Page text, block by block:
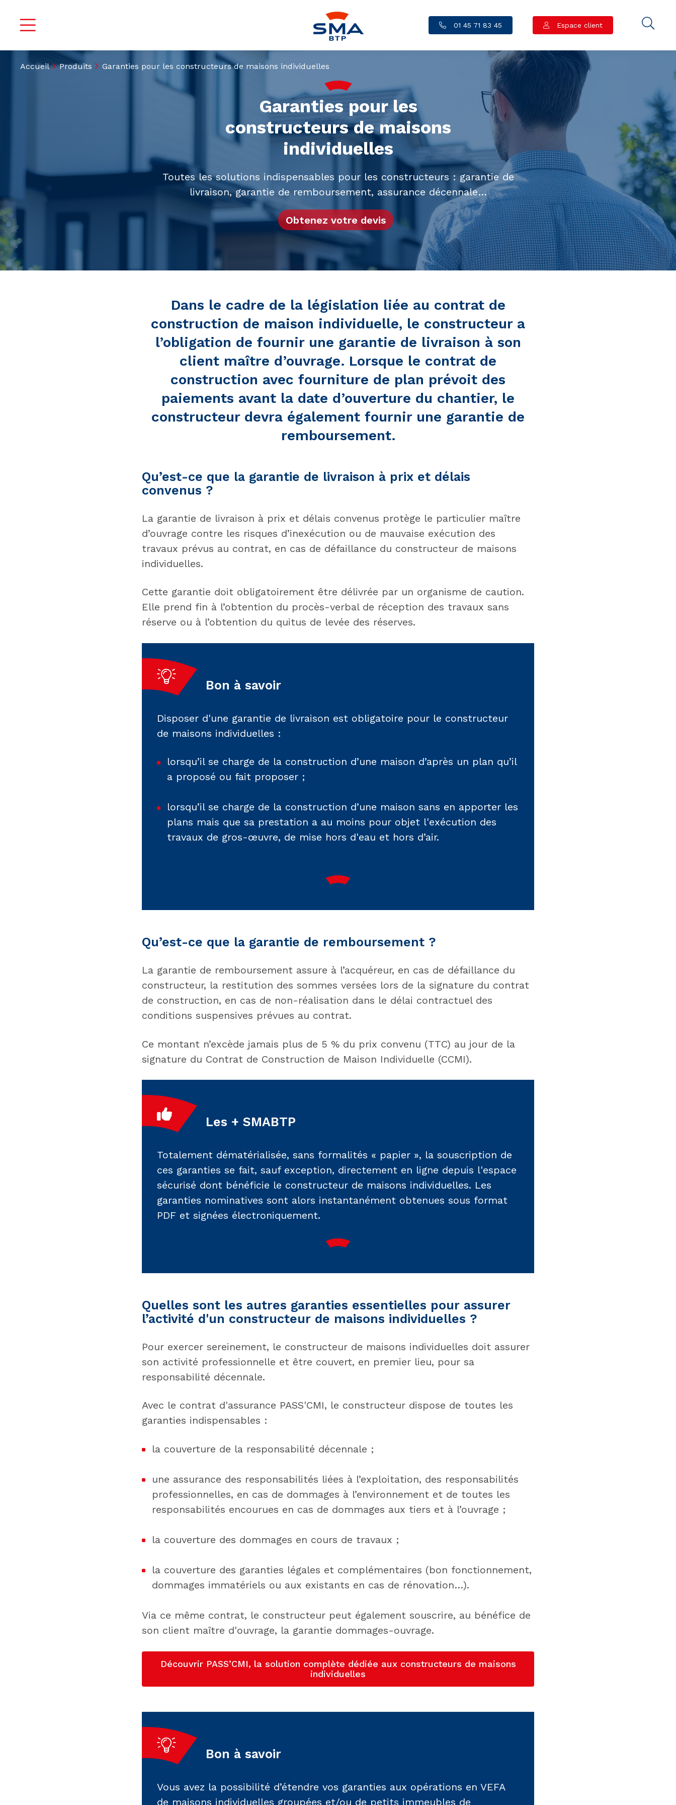
01 45 71 83 45 Espace client
Accueil Produits Garanties pour les constructeurs de maisons individuelles
Garanties pour les
constructeurs de maisons
individuelles
Toutes les solutions indispensables pour les constructeurs : garantie de
livraison, garantie de remboursement, assurance décennale…
Obtenez votre devis
Dans le cadre de la législation liée au contrat de
construction de maison individuelle, le constructeur a
l’obligation de fournir une garantie de livraison à son
client maître d’ouvrage. Lorsque le contrat de
construction avec fourniture de plan prévoit des
paiements avant la date d’ouverture du chantier, le
constructeur devra également fournir une garantie de
remboursement.
Qu’est-ce que la garantie de livraison à prix et délais
convenus ?
La garantie de livraison à prix et délais convenus protège le particulier maître
d’ouvrage contre les risques d’inexécution ou de mauvaise exécution des
travaux prévus au contrat, en cas de défaillance du constructeur de maisons
individuelles.
Cette garantie doit obligatoirement être délivrée par un organisme de caution.
Elle prend fin à l’obtention du procès-verbal de réception des travaux sans
réserve ou à l’obtention du quitus de levée des réserves.
Bon à savoir
Disposer d'une garantie de livraison est obligatoire pour le constructeur
de maisons individuelles :
lorsqu’il se charge de la construction d’une maison d’après un plan qu’il
a proposé ou fait proposer ;
lorsqu’il se charge de la construction d’une maison sans en apporter les
plans mais que sa prestation a au moins pour objet l'exécution des
travaux de gros-œuvre, de mise hors d'eau et hors d’air.
Qu’est-ce que la garantie de remboursement ?
La garantie de remboursement assure à l’acquéreur, en cas de défaillance du
constructeur, la restitution des sommes versées lors de la signature du contrat
de construction, en cas de non-réalisation dans le délai contractuel des
conditions suspensives prévues au contrat.
Ce montant n’excède jamais plus de 5 % du prix convenu (TTC) au jour de la
signature du Contrat de Construction de Maison Individuelle (CCMI).
Les + SMABTP
Totalement dématérialisée, sans formalités « papier », la souscription de
ces garanties se fait, sauf exception, directement en ligne depuis l'espace
sécurisé dont bénéficie le constructeur de maisons individuelles. Les
garanties nominatives sont alors instantanément obtenues sous format
PDF et signées électroniquement.
Quelles sont les autres garanties essentielles pour assurer
l’activité d'un constructeur de maisons individuelles ?
Pour exercer sereinement, le constructeur de maisons individuelles doit assurer
son activité professionnelle et être couvert, en premier lieu, pour sa
responsabilité décennale.
Avec le contrat d'assurance PASS'CMI, le constructeur dispose de toutes les
garanties indispensables :
la couverture de la responsabilité décennale ;
une assurance des responsabilités liées à l’exploitation, des responsabilités
professionnelles, en cas de dommages à l’environnement et de toutes les
responsabilités encourues en cas de dommages aux tiers et à l’ouvrage ;
la couverture des dommages en cours de travaux ;
la couverture des garanties légales et complémentaires (bon fonctionnement,
dommages immatériels ou aux existants en cas de rénovation…).
Via ce même contrat, le constructeur peut également souscrire, au bénéfice de
son client maître d'ouvrage, la garantie dommages-ouvrage.
Découvrir PASS’CMI, la solution complète dédiée aux constructeurs de maisons
individuelles
Bon à savoir
Vous avez la possibilité d’étendre vos garanties aux opérations en VEFA
de maisons individuelles groupées et/ou de petits immeubles de